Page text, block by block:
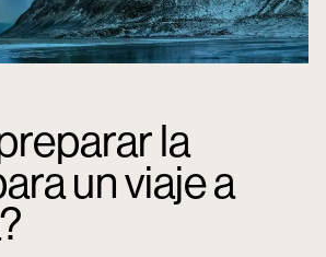
la
un viaje a